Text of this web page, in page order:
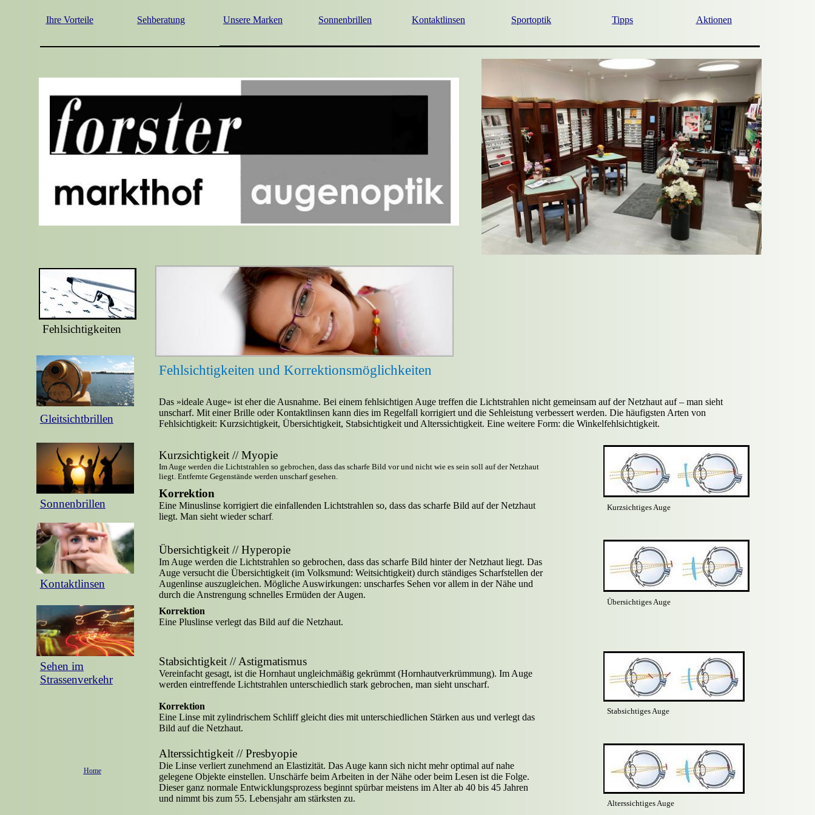
Fehlsichtigkeiten und Korrektionsmöglichkeiten
Das »ideale Auge« ist eher die Ausnahme. Bei einem fehlsichtigen Auge treffen die Lichtstrahlen nicht gemeinsam auf der Netzhaut auf – man sieht
unscharf. Mit einer Brille oder Kontaktlinsen kann dies im Regelfall korrigiert und die Sehleistung verbessert werden. Die häufigsten Arten von
Fehlsichtigkeit: Kurzsichtigkeit, Übersichtigkeit, Stabsichtigkeit und Alterssichtigkeit. Eine weitere Form: die Winkelfehlsichtigkeit.
Kurzsichtigkeit // Myopie
Im Auge werden die Lichtstrahlen so gebrochen, dass das scharfe Bild vor und nicht wie es sein soll auf der Netzhaut
liegt. Entfernte Gegenstände werden unscharf gesehen.
Korrektion
Eine Minuslinse korrigiert die einfallenden Lichtstrahlen so, dass das scharfe Bild auf der Netzhaut
liegt. Man sieht wieder scharf.
Kurzsichtiges Auge
Übersichtigkeit // Hyperopie
Im Auge werden die Lichtstrahlen so gebrochen, dass das scharfe Bild hinter der Netzhaut liegt. Das
Auge versucht die Übersichtigkeit (im Volksmund: Weitsichtigkeit) durch ständiges Scharfstellen der
Augenlinse auszugleichen. Mögliche Auswirkungen: unscharfes Sehen vor allem in der Nähe und
durch die Anstrengung schnelles Ermüden der Augen.
Korrektion
Eine Pluslinse verlegt das Bild auf die Netzhaut.
Übersichtiges Auge
Stabsichtigkeit // Astigmatismus
Vereinfacht gesagt, ist die Hornhaut ungleichmäßig gekrümmt (Hornhautverkrümmung). Im Auge
werden eintreffende Lichtstrahlen unterschiedlich stark gebrochen, man sieht unscharf.
Korrektion
Eine Linse mit zylindrischem Schliff gleicht dies mit unterschiedlichen Stärken aus und verlegt das
Bild auf die Netzhaut.
Stabsichtiges Auge
Alterssichtigkeit // Presbyopie
Die Linse verliert zunehmend an Elastizität. Das Auge kann sich nicht mehr optimal auf nahe
gelegene Objekte einstellen. Unschärfe beim Arbeiten in der Nähe oder beim Lesen ist die Folge.
Dieser ganz normale Entwicklungsprozess beginnt spürbar meistens im Alter ab 40 bis 45 Jahren
und nimmt bis zum 55. Lebensjahr am stärksten zu.
Alterssichtiges Auge
Gleitsichtbrillen
Sonnenbrillen
Kontaktlinsen
Sehen im
Strassenverkehr
Fehlsichtigkeiten
Home
Ihre Vorteile Sehberatung Unsere Marken Sonnenbrillen Kontaktlinsen Sportoptik Tipps Aktionen